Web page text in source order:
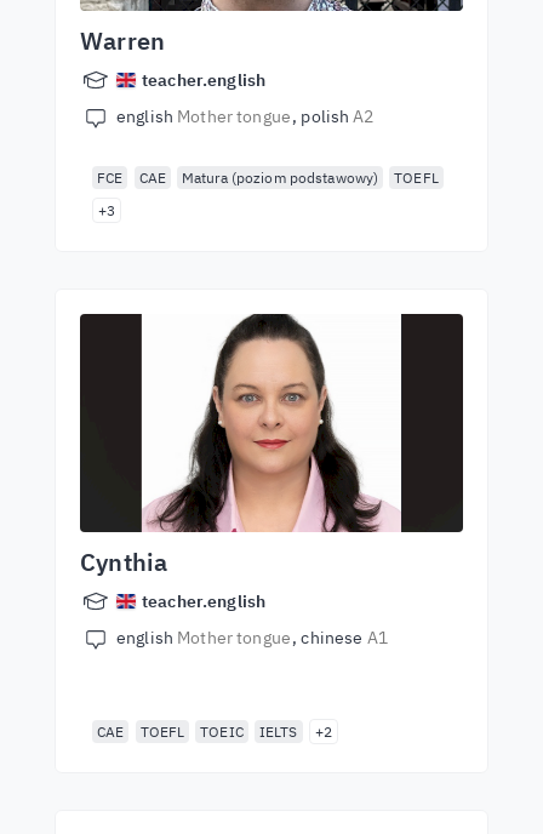
Warren
teacher.english
english Mother tongue polishA2
FCE CAE Matura (poziom podstawowy)
TOEFL
+3
Cynthia
teacher.english
english Mother tongue chinese A1
CAE TOEFL TOEIC IELTS +2